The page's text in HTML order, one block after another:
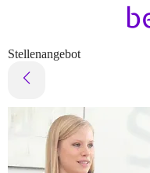
Stellenangebot